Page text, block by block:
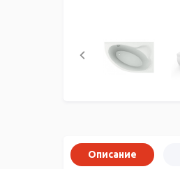
Описание